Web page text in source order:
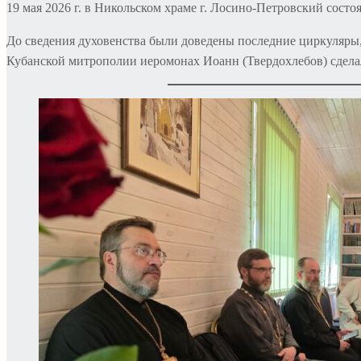
19 мая 2026 г. в Никольском храме г. Лосино-Петровский
До сведения духовенства были доведены последние
Кубанской митрополии иеромонах Иоанн (Твердохлебов)